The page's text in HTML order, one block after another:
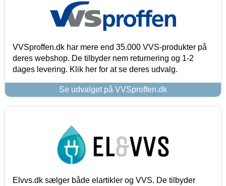
VVSproffen.dk har mere end 35.000 VVS-produkter på
deres webshop. De tilbyder nem returnering og 1-2
dages levering. Klik her for at se deres udvalg.
Se udvalget på VVSproffen.dk
Elvvs.dk sælger både elartikler og VVS. De tilbyder